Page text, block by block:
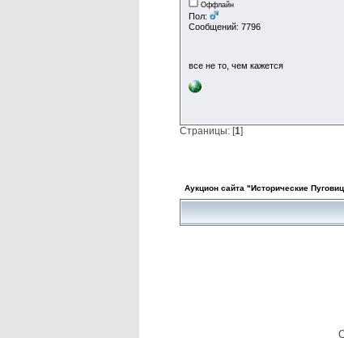
Оффлайн
Пол:
Сообщений: 7796
все не то, чем кажется
Страницы: [1]
Аукцион сайта "Исторические